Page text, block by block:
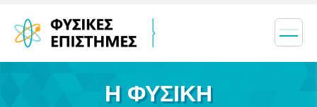
Η ΦΥΣΙΚΗ